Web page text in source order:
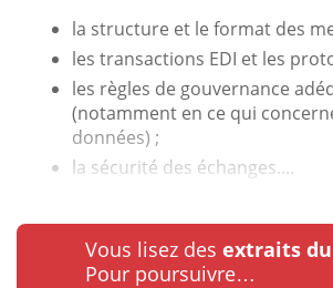
la structure et le format des
les transactions EDI et les
les règles de gouvernance
(notamment en ce qui
données) ;
la sécurité des échanges....
Vous lisez des extraits
Pour poursuivre…